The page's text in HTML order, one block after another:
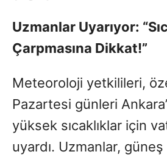
Uzmanlar Uyarıyor:
Çarpmasına Dikkat!”
Meteoroloji yetkilileri,
Pazartesi günleri
yüksek sıcaklıklar için
uyardı. Uzmanlar, güneş